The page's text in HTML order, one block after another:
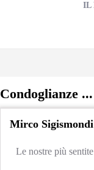
IL
Condoglianze ...
Mirco
Le nostre più